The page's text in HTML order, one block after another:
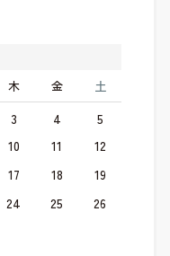
木 金 土
3 4
5
10 11
12
17 18
19
24 25
26